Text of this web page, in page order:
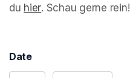
du hier(opens in a new tab)
. Schau gerne rein!
Date